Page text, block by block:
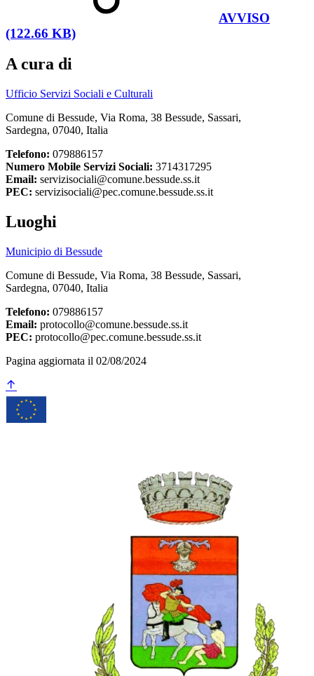
AVVISO
(122.66 KB)
A cura di
Ufficio Servizi Sociali e Culturali
Comune di Bessude, Via Roma, 38 Bessude, Sassari,
Sardegna, 07040, Italia
Telefono: 079886157
Numero Mobile Servizi Sociali: 3714317295
Email: servizisociali@comune.bessude.ss.it
PEC: servizisociali@pec.comune.bessude.ss.it
Luoghi
Municipio di Bessude
Comune di Bessude, Via Roma, 38 Bessude, Sassari,
Sardegna, 07040, Italia
Telefono: 079886157
Email: protocollo@comune.bessude.ss.it
PEC: protocollo@pec.comune.bessude.ss.it
Pagina aggiornata il 02/08/2024